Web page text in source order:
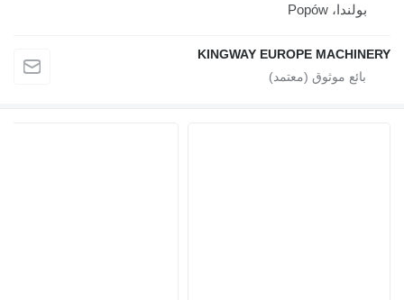
KINGWAY EUROPE